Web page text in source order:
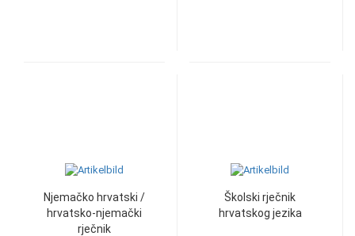
Njemačko hrvatski /
hrvatsko-njemački
rječnik
Školski rječnik
hrvatskog jezika